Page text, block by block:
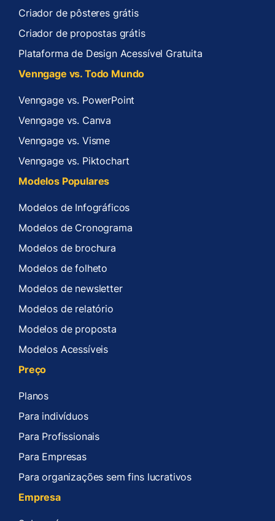
Criador de pôsteres grátis
Criador de propostas grátis
Plataforma de Design Acessível Gratuita
Venngage vs. Todo Mundo
Venngage vs. PowerPoint
Venngage vs. Canva
Venngage vs. Visme
Venngage vs. Piktochart
Modelos Populares
Modelos de Infográficos
Modelos de Cronograma
Modelos de brochura
Modelos de folheto
Modelos de newsletter
Modelos de relatório
Modelos de proposta
Modelos Acessíveis
Preço
Planos
Para indivíduos
Para Profissionais
Para Empresas
Para organizações sem fins lucrativos
Empresa